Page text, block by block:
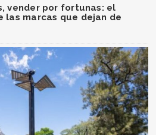
vender por fortunas: el
las marcas que dejan de